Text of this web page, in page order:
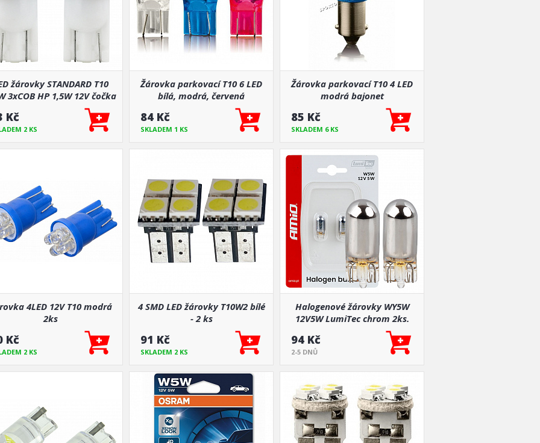
žárovky STANDARD T10
3xCOB HP 1,5W 12V čočka
Kč
2 KS
Žárovka parkovací T10 6 LED
bílá, modrá, červená
84 Kč
SKLADEM 1 KS
Žárovka parkovací T10 4 LED
modrá bajonet
85 Kč
SKLADEM 6 KS
4LED 12V T10 modrá
2ks
Kč
2 KS
4 SMD LED žárovky T10W2 bílé
- 2 ks
91 Kč
SKLADEM 2 KS
Halogenové žárovky WY5W
12V5W LumiTec chrom 2ks.
94 Kč
2-5 DNŮ